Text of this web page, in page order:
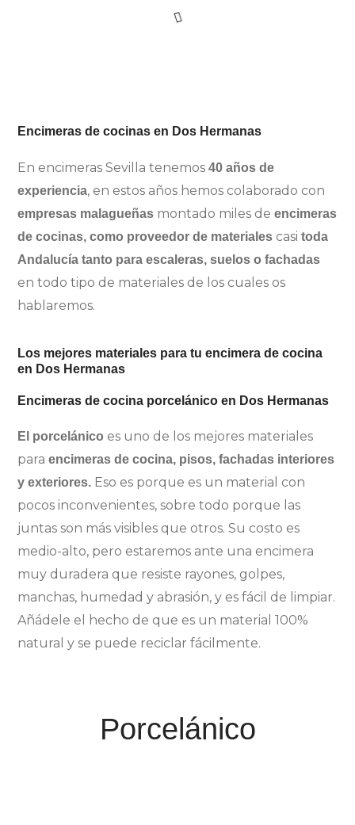
Encimeras de cocinas en Dos Hermanas
En encimeras Sevilla tenemos 40 años de
experiencia, en estos años hemos colaborado con
empresas malagueñas montado miles deencimeras
de cocinas, como proveedor de materiales casitoda
Andalucía tanto para escaleras, suelos o fachadas
en todo tipo de materiales de los cuales os
hablaremos.
Los mejores materiales para tu encimera de cocina
en Dos Hermanas
Encimeras de cocina porcelánico en Dos Hermanas
El porcelánico es uno de los mejores materiales
paraencimeras de cocina, pisos, fachadas interiores
y exteriores. Eso es porque es un material con
pocos inconvenientes, sobre todo porque las
juntas son más visibles que otros. Su costo es
medio-alto, pero estaremos ante una encimera
muy duradera que resiste rayones, golpes,
manchas, humedad y abrasión, y es fácil de limpiar.
Añádele el hecho de que es un material 100%
natural y se puede reciclar fácilmente.
Porcelánico